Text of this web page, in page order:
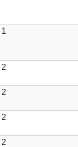
1
2
2
2
2